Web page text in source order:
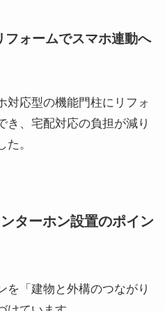
ォームでスマホ連動へ
対応型の機能門柱にリフォ
き、宅配対応の負担が減り
。
ターホン設置のポイン
を「建物と外構のつながり